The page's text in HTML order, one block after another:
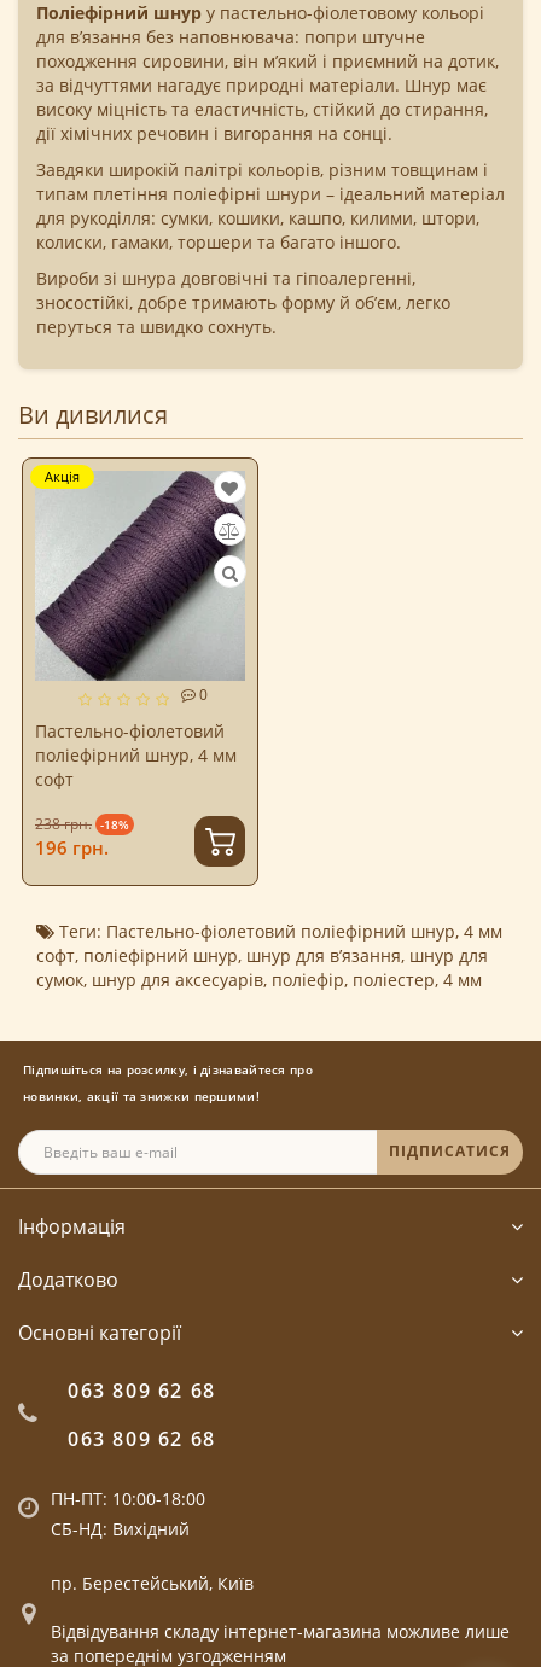
Поліефірний шнур у пастельно-фіолетовому кольорі
для в’язання без наповнювача: попри штучне
походження сировини, він м’який і приємний на дотик,
за відчуттями нагадує природні матеріали. Шнур має
високу міцність та еластичність, стійкий до стирання,
дії хімічних речовин і вигорання на сонці.
Завдяки широкій палітрі кольорів, різним товщинам і
типам плетіння поліефірні шнури – ідеальний матеріал
для рукоділля: сумки, кошики, кашпо, килими, штори,
колиски, гамаки, торшери та багато іншого.
Вироби зі шнура довговічні та гіпоалергенні,
зносостійкі, добре тримають форму й об’єм, легко
перуться та швидко сохнуть.
Ви дивилися
Акція
0
Пастельно-фіолетовий
поліефірний шнур, 4 мм
софт
238 грн. -18%
196 грн.
Теги: Пастельно-фіолетовий поліефірний шнур, 4 мм
софт, поліефірний шнур, шнур для в’язання, шнур для
сумок, шнур для аксесуарів, поліефір, поліестер, 4 мм
Підпишіться на розсилку, і дізнавайтеся про
новинки, акції та знижки першими!
ПІДПИСАТИСЯ
Інформація
Додатково
Основні категорії
063 809 62 68
063 809 62 68
ПН-ПТ: 10:00-18:00
СБ-НД: Вихідний
пр. Берестейський, Київ
Відвідування складу інтернет-магазина можливе лише
за попереднім узгодженням